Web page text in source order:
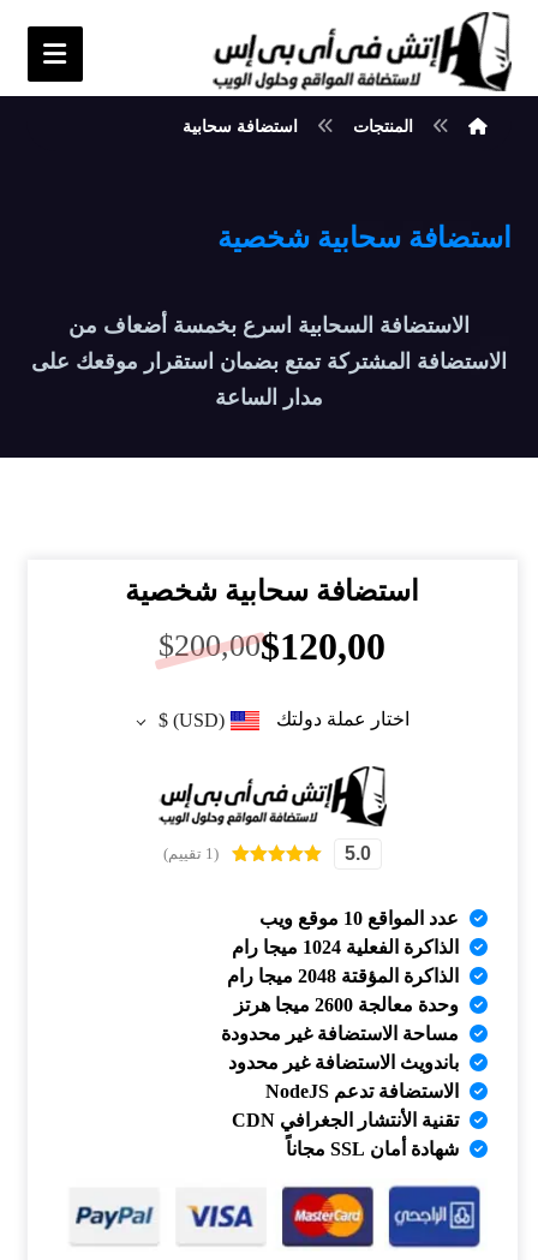
المنتجات استضافة سحابية
استضافة سحابية شخصية
الاستضافة السحابية اسرع بخمسة أضعاف من
الاستضافة المشتركة تمتع بضمان استقرار موقعك على
مدار الساعة
استضافة سحابية شخصية
$200,00$120,00
اختار عملة دولتك (USD)
$
5.0
بناءً على
تقييم عميل
واحد
(1 تقييم)
عدد المواقع 10 موقع ويب
الذاكرة الفعلية 1024 ميجا رام
الذاكرة المؤقتة 2048 ميجا رام
وحدة معالجة 2600 ميجا هرتز
مساحة الاستضافة غير محدودة
باندويث الاستضافة غير محدود
الاستضافة تدعم NodeJS
تقنية الأنتشار الجغرافي CDN
شهادة أمان SSL مجاناً